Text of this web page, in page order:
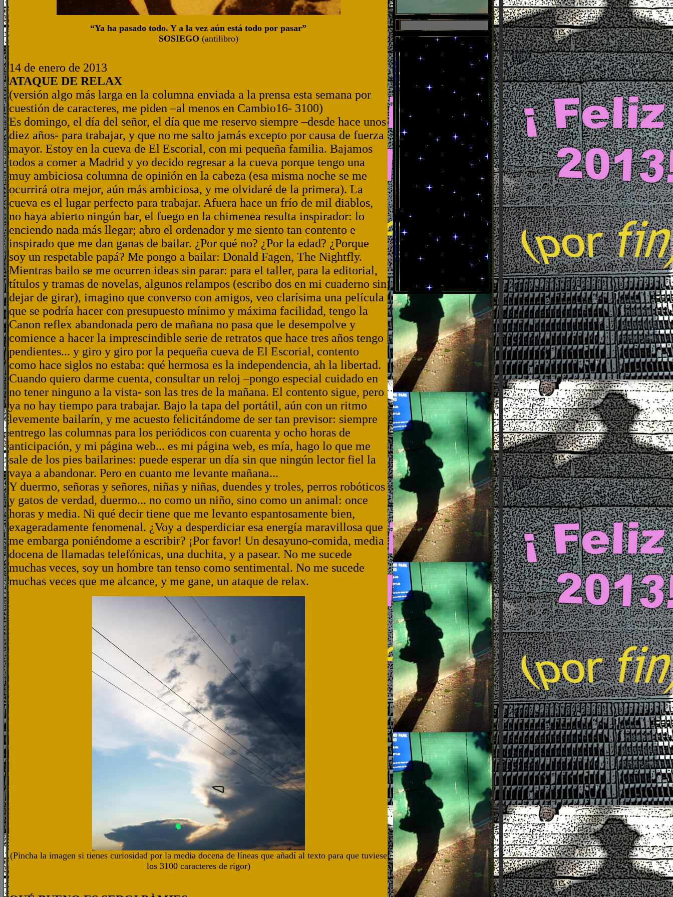
“Ya ha pasado todo. Y a la vez aún está todo por pasar”
SOSIEGO (antilibro)
14 de enero de 2013
ATAQUE DE RELAX
(versión algo más larga en la columna enviada a la prensa esta semana por
cuestión de caracteres, me piden –al menos en Cambio16- 3100)
Es domingo, el día del señor, el día que me reservo siempre –desde hace unos
diez años- para trabajar, y que no me salto jamás excepto por causa de fuerza
mayor. Estoy en la cueva de El Escorial, con mi pequeña familia. Bajamos
todos a comer a Madrid y yo decido regresar a la cueva porque tengo una
muy ambiciosa columna de opinión en la cabeza (esa misma noche se me
ocurrirá otra mejor, aún más ambiciosa, y me olvidaré de la primera). La
cueva es el lugar perfecto para trabajar. Afuera hace un frío de mil diablos,
no haya abierto ningún bar, el fuego en la chimenea resulta inspirador: lo
enciendo nada más llegar; abro el ordenador y me siento tan contento e
inspirado que me dan ganas de bailar. ¿Por qué no? ¿Por la edad? ¿Porque
soy un respetable papá? Me pongo a bailar: Donald Fagen, The Nightfly.
Mientras bailo se me ocurren ideas sin parar: para el taller, para la editorial,
títulos y tramas de novelas, algunos relampos (escribo dos en mi cuaderno sin
dejar de girar), imagino que converso con amigos, veo clarísima una película
que se podría hacer con presupuesto mínimo y máxima facilidad, tengo la
Canon reflex abandonada pero de mañana no pasa que le desempolve y
comience a hacer la imprescindible serie de retratos que hace tres años tengo
pendientes... y giro y giro por la pequeña cueva de El Escorial, contento
como hace siglos no estaba: qué hermosa es la independencia, ah la libertad.
Cuando quiero darme cuenta, consultar un reloj –pongo especial cuidado en
no tener ninguno a la vista- son las tres de la mañana. El contento sigue, pero
ya no hay tiempo para trabajar. Bajo la tapa del portátil, aún con un ritmo
levemente bailarín, y me acuesto felicitándome de ser tan previsor: siempre
entrego las columnas para los periódicos con cuarenta y ocho horas de
anticipación, y mi página web... es mi página web, es mía, hago lo que me
sale de los pies bailarines: puede esperar un día sin que ningún lector fiel la
vaya a abandonar. Pero en cuanto me levante mañana...
Y duermo, señoras y señores, niñas y niñas, duendes y troles, perros robóticos
y gatos de verdad, duermo... no como un niño, sino como un animal: once
horas y media. Ni qué decir tiene que me levanto espantosamente bien,
exageradamente fenomenal. ¿Voy a desperdiciar esa energía maravillosa que
me embarga poniéndome a escribir? ¡Por favor! Un desayuno-comida, media
docena de llamadas telefónicas, una duchita, y a pasear. No me sucede
muchas veces, soy un hombre tan tenso como sentimental. No me sucede
muchas veces que me alcance, y me gane, un ataque de relax.
(Pincha la imagen si tienes curiosidad por la media docena de líneas que añadí al texto para que tuviese
los 3100 caracteres de rigor)